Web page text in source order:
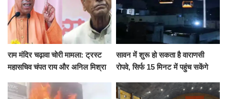
राम मंदिर चढ़ावा चोरी मामला: ट्रस्ट
महासचिव चंपत राय और अनिल मिश्रा
को नहीं...
सावन में शुरू हो सकता है वाराणसी
रोपवे, सिर्फ 15 मिनट में पहुंच सकेंगे
किराया